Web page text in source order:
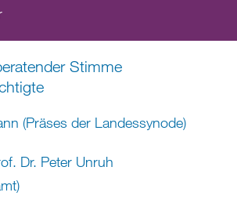
Stimme
(Präses der Landessynode)
Dr. Peter Unruh